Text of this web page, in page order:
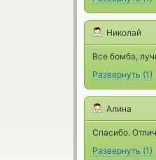
Николай
Все бомба,
Развернуть (1)
Алина
Спасибо.
Развернуть (1)